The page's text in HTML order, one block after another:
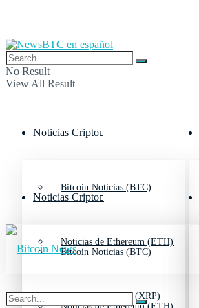
No Result
View All Result
Noticias Cripto
Bitcoin Noticias (BTC)
Noticias de Ethereum (ETH)
Noticias de Ripple (XRP)
Noticias Cripto
Bitcoin Noticias (BTC)